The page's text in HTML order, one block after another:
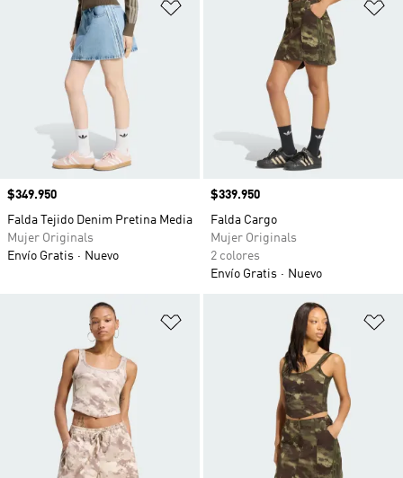
Añadir a la lista de deseos
Precio
$349.950
Falda Tejido Denim Pretina Media
Mujer Originals
Envío Gratis
Nuevo
Precio
$339.950
Falda Cargo
Mujer Originals
2 colores
Envío Gratis
Nuevo
Añadir a la lista de deseos